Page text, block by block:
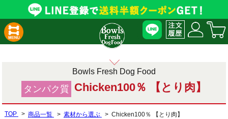
Bowls Fresh Dog Food
タンパク質 Chicken100％ 【とり肉】
TOP 商品一覧 素材から選ぶ Chicken100％ 【とり肉】